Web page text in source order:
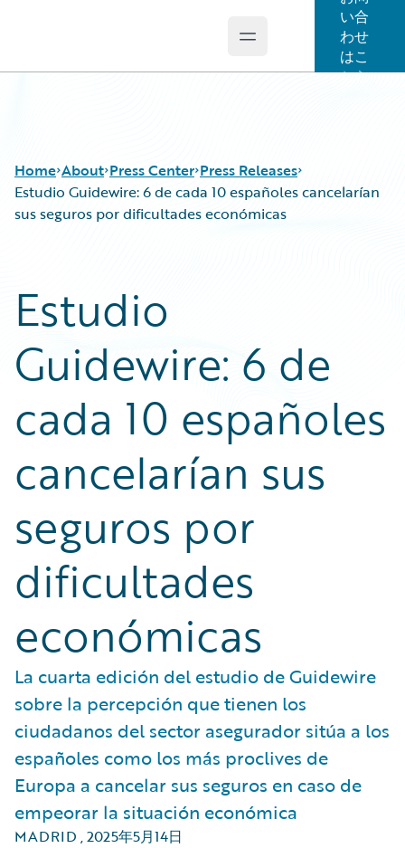
Open main menu
い合
わせ
はこ
ちら
Home About Press Center Press Releases
Estudio Guidewire: 6 de cada 10 españoles cancelarían
sus seguros por dificultades económicas
Estudio
Guidewire: 6 de
cada 10 españoles
cancelarían sus
seguros por
dificultades
económicas
La cuarta edición del estudio de Guidewire
sobre la percepción que tienen los
ciudadanos del sector asegurador sitúa a los
españoles como los más proclives de
Europa a cancelar sus seguros en caso de
empeorar la situación económica
MADRID ,2025年5月14日